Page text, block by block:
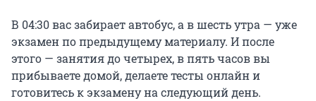
В 04:30 вас забирает автобус, а в шесть утра — уже
экзамен по предыдущему материалу. И после
этого — занятия до четырех, в пять часов вы
прибываете домой, делаете тесты онлайн и
готовитесь к экзамену на следующий день.